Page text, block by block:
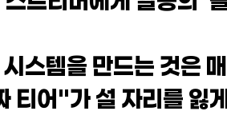
스템을 만드는 것은
티어"가 설 자리를 잃